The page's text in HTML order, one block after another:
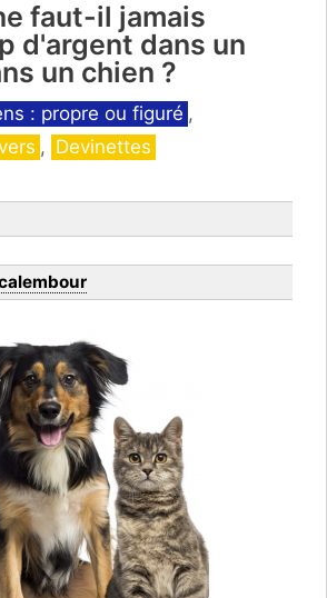
faut-il jamais
d'argent dans un
un chien ?
: propre ou figuré ,
, Devinettes